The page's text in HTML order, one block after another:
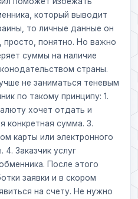
который выводит
то личные данные он
просто, понятно. Но важно
суммы на наличие
страны.
не заниматься теневым
по такому принципу: 1.
хочет отдать и
конкретная сумма. 3.
карты или электронного
Заказчик услуг
После этого
заявки и в скором
на счету. Не нужно